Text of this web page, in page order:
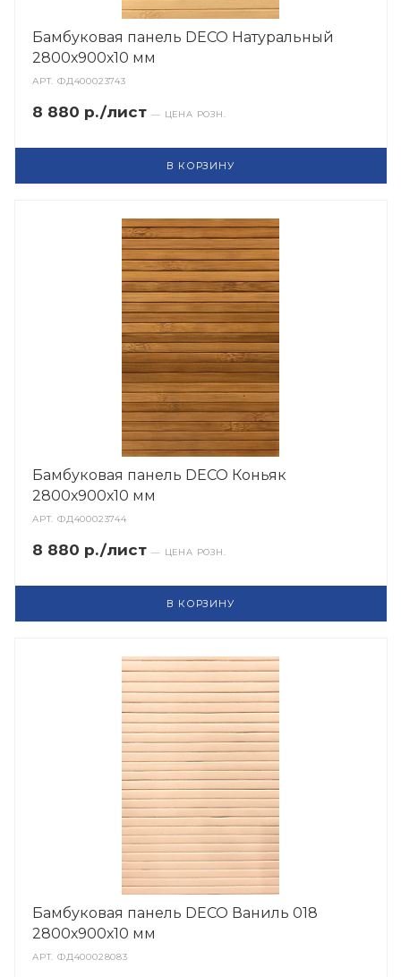
Бамбуковая панель DECO Натуральный
2800х900х10 мм
АРТ.ФД400023743
8 880 р./лист — ЦЕНА РОЗН.
В КОРЗИНУ
Бамбуковая панель DECO Коньяк
2800х900х10 мм
АРТ.ФД400023744
8 880 р./лист — ЦЕНА РОЗН.
В КОРЗИНУ
Бамбуковая панель DECO Ваниль 018
2800х900х10 мм
АРТ.ФД400028083